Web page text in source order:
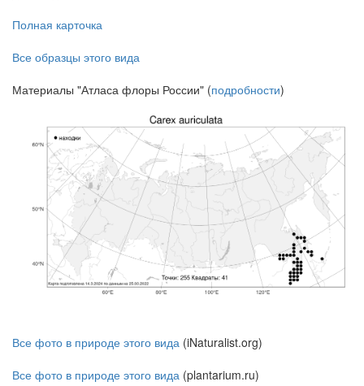
Полная карточка
Все образцы этого вида
Материалы "Атласа флоры России" (подробности)
Все фото в природе этого вида (iNaturalist.org)
Все фото в природе этого вида (plantarium.ru)